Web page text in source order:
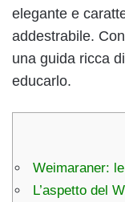
elegante e
addestrabile.
una guida ricca
educarlo.
Weimaraner:
L’aspetto del